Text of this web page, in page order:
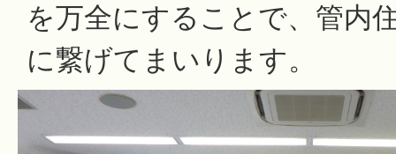
を万全にすることで、管内
に繋げてまいります。